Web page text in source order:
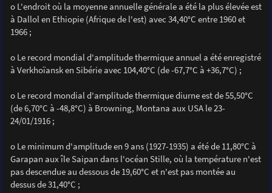
o L'endroit où la moyenne annuelle générale a été la plus élevée est
à Dallol en Ethiopie (Afrique de l'est) avec 34,40°C entre 1960 et
1966 ;
o Le record mondial d'amplitude thermique annuel a été enregistré
à Verkhoïansk en Sibérie avec 104,40°C (de -67,7°C à +36,7°C) ;
o Le record mondial d'amplitude thermique diurne est de 55,50°C
(de 6,70°C à -48,8°C) à Browning, Montana aux USA le 23-
24/01/1916 ;
o Le minimum d'amplitude en 9 ans (1927-1935) a été de 11,80°C à
Garapan aux île Saipan dans l'océan Stille, où la température n'est
pas descendue au dessous de 19,60°C et n'est pas montée au
dessus de 31,40°C ;